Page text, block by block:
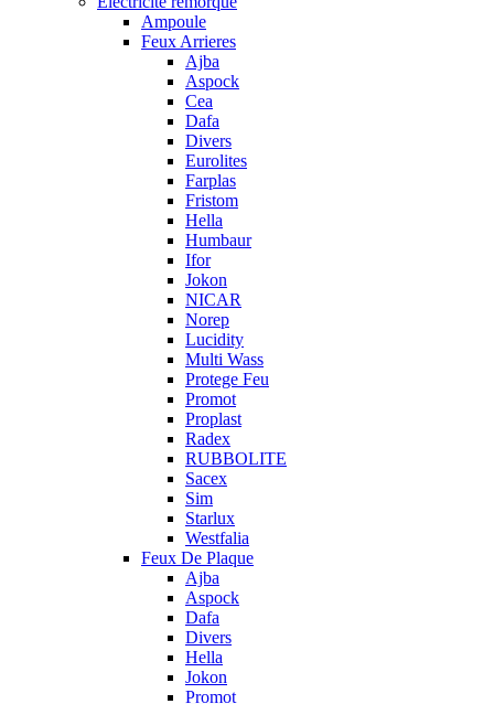
Ampoule
Feux Arrieres
Ajba
Aspock
Cea
Dafa
Divers
Eurolites
Farplas
Fristom
Hella
Humbaur
Ifor
Jokon
NICAR
Norep
Lucidity
Multi Wass
Protege Feu
Promot
Proplast
Radex
RUBBOLITE
Sacex
Sim
Starlux
Westfalia
Feux De Plaque
Ajba
Aspock
Dafa
Divers
Hella
Jokon
Promot